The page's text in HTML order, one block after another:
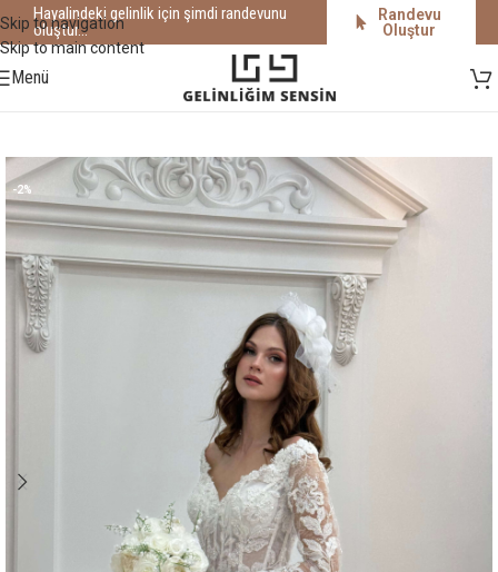
Skip to navigation
Skip to main content
Hayalindeki gelinlik için şimdi randevunu
oluştur...
Randevu
Oluştur
Menü
-2%